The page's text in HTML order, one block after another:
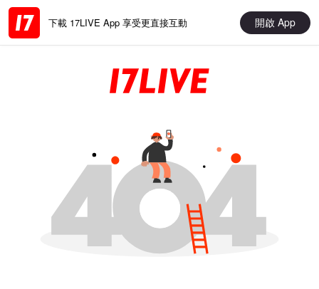
下載 17LIVE App 享受更直接互動 開啟 App